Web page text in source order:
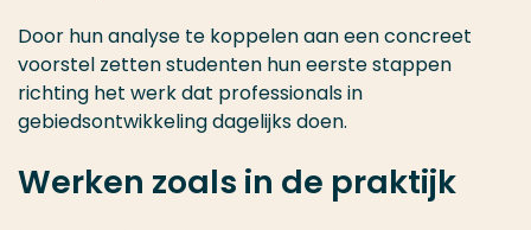
Door hun analyse te koppelen aan een concreet
voorstel zetten studenten hun eerste stappen
richting het werk dat professionals in
gebiedsontwikkeling dagelijks doen.
Werken zoals in de praktijk